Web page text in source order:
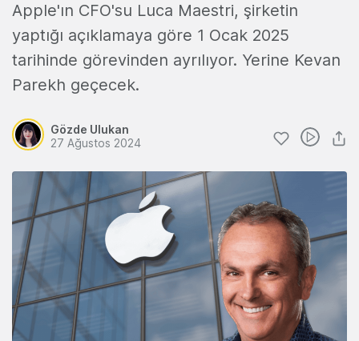
Apple'ın CFO'su Luca Maestri, şirketin
yaptığı açıklamaya göre 1 Ocak 2025
tarihinde görevinden ayrılıyor. Yerine Kevan
Parekh geçecek.
Gözde Ulukan
27 Ağustos 2024